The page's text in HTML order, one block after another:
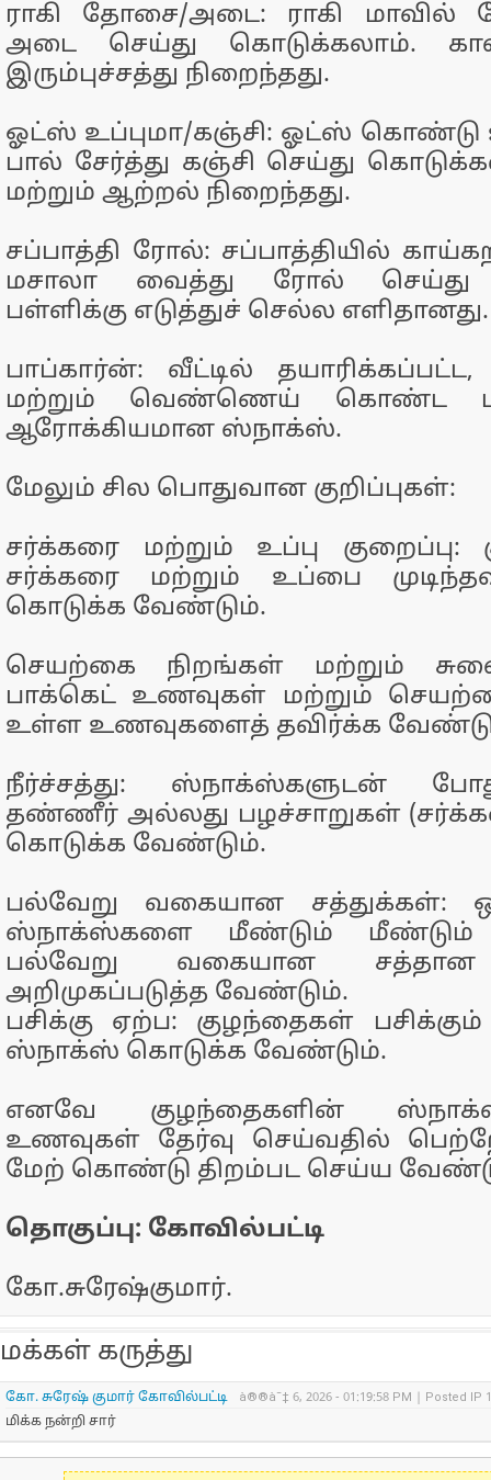
ராகி தோசை/அடை: ராகி
அடை செய்து கொடுக்கலாம்.
இரும்புச்சத்து நிறைந்தது.
ஓட்ஸ் உப்புமா/கஞ்சி: ஓட்ஸ் கொண்டு
பால் சேர்த்து கஞ்சி செய்து
மற்றும் ஆற்றல் நிறைந்தது.
சப்பாத்தி ரோல்: சப்பாத்தியில்
மசாலா வைத்து ரோல் செய்து
பள்ளிக்கு எடுத்துச் செல்ல எளிதானது.
பாப்கார்ன்: வீட்டில்
மற்றும் வெண்ணெய் கொண்ட
ஆரோக்கியமான ஸ்நாக்ஸ்.
மேலும் சில பொதுவான குறிப்புகள்:
சர்க்கரை மற்றும் உப்பு குறைப்பு:
சர்க்கரை மற்றும் உப்பை
கொடுக்க வேண்டும்.
செயற்கை நிறங்கள் மற்றும்
பாக்கெட் உணவுகள் மற்றும்
உள்ள உணவுகளைத் தவிர்க்க
நீர்ச்சத்து: ஸ்நாக்ஸ்களுடன்
தண்ணீர் அல்லது பழச்சாறுகள்
கொடுக்க வேண்டும்.
பல்வேறு வகையான சத்துக்கள்:
ஸ்நாக்ஸ்களை மீண்டும் மீண்டும்
பல்வேறு வகையான
அறிமுகப்படுத்த வேண்டும்.
பசிக்கு ஏற்ப: குழந்தைகள்
ஸ்நாக்ஸ் கொடுக்க வேண்டும்.
எனவே குழந்தைகளின் ஸ்நாக்ஸ்
உணவுகள் தேர்வு செய்வதில்
மேற் கொண்டு திறம்பட செய்ய
தொகுப்பு: கோவில்பட்டி
கோ.சுரேஷ்குமார்.
மக்கள் கருத்து
கோ. சுரேஷ் குமார் கோவில்பட்டி
à®®à¯‡ 6, 2026 - 01:19:58 PM | Posted IP
மிக்க நன்றி சார்